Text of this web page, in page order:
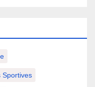
Sportives